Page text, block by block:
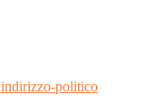
politico